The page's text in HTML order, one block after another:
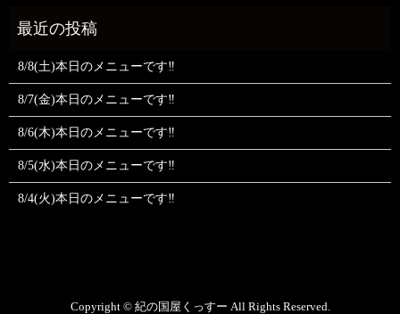
8/8(土)本日のメニューです‼️
8/7(金)本日のメニューです‼️
8/6(木)本日のメニューです‼️
8/5(水)本日のメニューです‼️
8/4(火)本日のメニューです‼️
Copyright © 紀の国屋くっすー All Rights Reserved.